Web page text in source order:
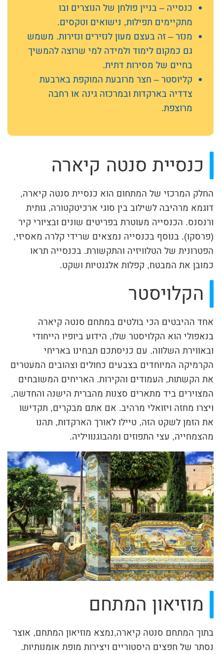
כנסייה – בניין פולחן של הנוצרים ובו
מתקיימים תפילות, נישואים וטקסים.
מנזר – זה בעצם מעון לנזירים ונזירות. משמש
גם כמקום לימוד ולמידה למי שרוצה להמשיך
בחיים של מסירות דתית.
קליוסטר – חצר מרובעת המוקפת בארבעת
צדדיה בארקדות ובמרכזה גינה או רחבה
מרוצפת.
כנסיית סנטה קיארה
החלק המרכזי של המתחום הוא כנסיית סנטה קיארה,
דוגמא מרהיבה לשילוב בין סוגי ארכיטקטורה, גותית
ורנסנס. הכנסייה מעוטרת בפריטים שונים ובציורי קיר
(פרסקו). בנוסף בכנסייה נמצאים שרידי קלרה מאסיזי,
הפטרונית של הטלוויזיה והתקשורת. בכנסייה תראו
כמובן את המבטח, קפלות אלגנטיות ושקט.
הקלויסטר
אחד ההיבטים הכי בולטים במתחם סנטה קיארה
בנאפולי הוא הקלויסטר שלו, הידוע ביופיו הייחודי
ובאווירת השלווה. עם כניסתכם תבחינו באריחי
הקרמיקה המיוחדים בצבעים כחולים וצהובים המעטרים
את הקשתות, העמודים והקירות. האריחים המשובחים
המצוירים ביד מתארים סצנות מהברית הישנה והחדשה,
ויצרו מחזה ויזואלי מרהיב. אם אתם מבקרים, תקדישו
את הזמן לשקט הזה, טיילו לאורך הארקדות, תהנו
מהצמחייה, עצי התפוזים ומהבוגנוויליה.
מוזיאון המתחם
בתוך המתחם סנטה קיארה,נמצא מוזיאון המתחם, אוצר
נסתר של חפצים היסטוריים ויצירות מופת אומנותיות.